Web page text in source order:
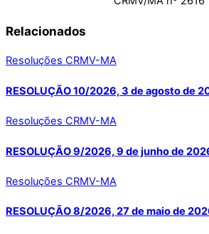
Relacionados
Resoluções CRMV-MA
RESOLUÇÃO 10/2026, 3 de agosto de
Resoluções CRMV-MA
RESOLUÇÃO 9/2026, 9 de junho de
Resoluções CRMV-MA
RESOLUÇÃO 8/2026, 27 de maio de